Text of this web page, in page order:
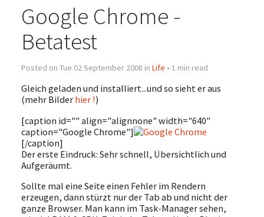
Google Chrome -
Betatest
Posted on Tue 02 September 2008 in Life • 1 min read
Gleich geladen und installiert...und so sieht er aus
(mehr Bilder hier !)
[caption id="" align="alignnone" width="640"
caption="Google Chrome"]
[/caption]
Der erste Eindruck: Sehr schnell, Übersichtlich und
Aufgeräumt.
Sollte mal eine Seite einen Fehler im Rendern
erzeugen, dann stürzt nur der Tab ab und nicht der
ganze Browser. Man kann im Task-Manager sehen,